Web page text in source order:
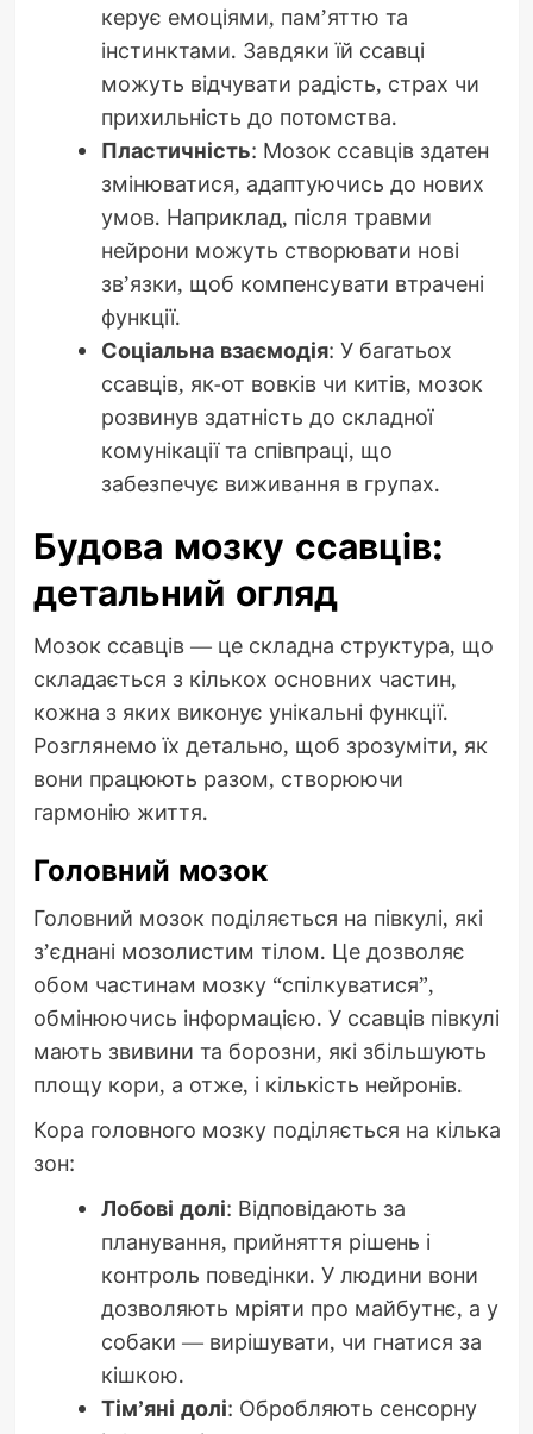
керує емоціями, пам’яттю та
інстинктами. Завдяки їй ссавці
можуть відчувати радість, страх чи
прихильність до потомства.
Пластичність: Мозок ссавців здатен
змінюватися, адаптуючись до нових
умов. Наприклад, після травми
нейрони можуть створювати нові
зв’язки, щоб компенсувати втрачені
функції.
Соціальна взаємодія: У багатьох
ссавців, як-от вовків чи китів, мозок
розвинув здатність до складної
комунікації та співпраці, що
забезпечує виживання в групах.
Будова мозку ссавців:
детальний огляд
Мозок ссавців — це складна структура, що
складається з кількох основних частин,
кожна з яких виконує унікальні функції.
Розглянемо їх детально, щоб зрозуміти, як
вони працюють разом, створюючи
гармонію життя.
Головний мозок
Головний мозок поділяється на півкулі, які
з’єднані мозолистим тілом. Це дозволяє
обом частинам мозку “спілкуватися”,
обмінюючись інформацією. У ссавців півкулі
мають звивини та борозни, які збільшують
площу кори, а отже, і кількість нейронів.
Кора головного мозку поділяється на кілька
зон:
Лобові долі: Відповідають за
планування, прийняття рішень і
контроль поведінки. У людини вони
дозволяють мріяти про майбутнє, а у
собаки — вирішувати, чи гнатися за
кішкою.
Тім’яні долі: Обробляють сенсорну